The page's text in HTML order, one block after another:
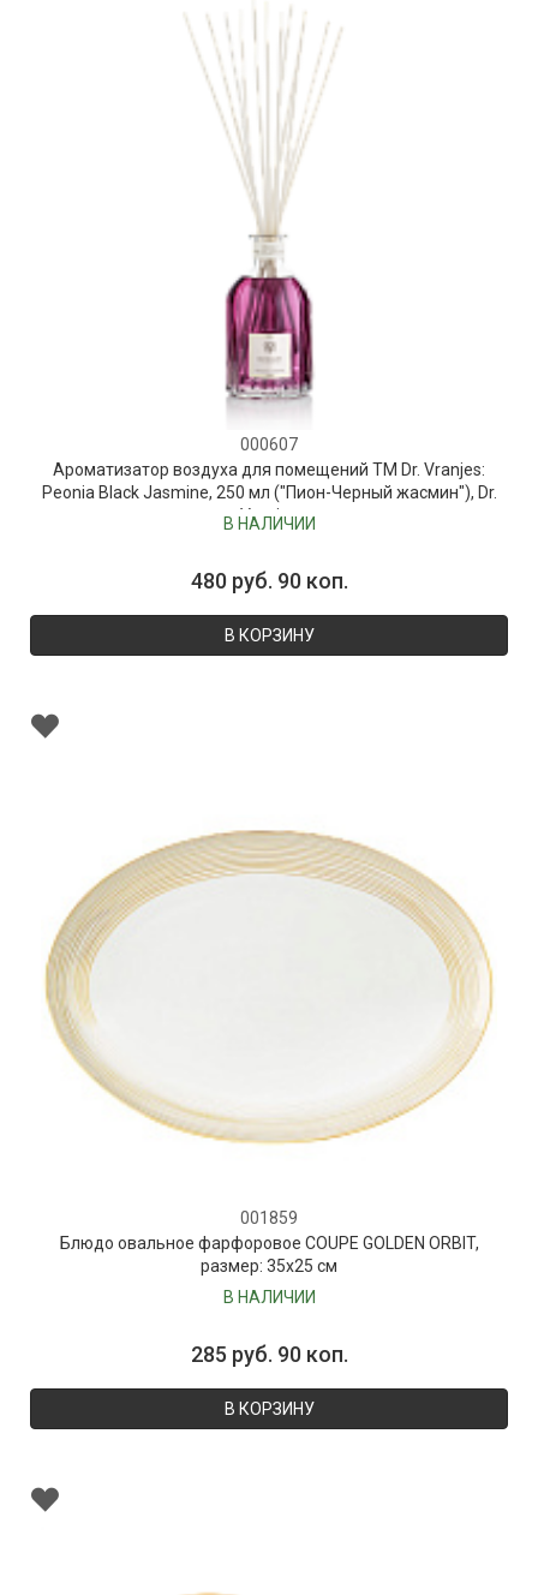
000607
Ароматизатор воздуха для помещений ТМ Dr. Vranjes:
Peonia Black Jasmine, 250 мл ("Пион-Черный жасмин"), Dr.
Vranjes
В НАЛИЧИИ
480 руб. 90 коп.
В КОРЗИНУ
001859
Блюдо овальное фарфоровое COUPE GOLDEN ORBIT,
размер: 35х25 см
В НАЛИЧИИ
285 руб. 90 коп.
В КОРЗИНУ